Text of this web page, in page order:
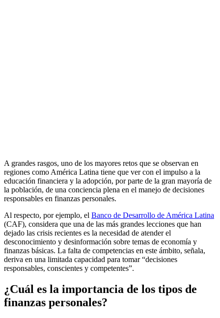
A grandes rasgos, uno de los mayores retos que se observan en
regiones como América Latina tiene que ver con el impulso a la
educación financiera y la adopción, por parte de la gran mayoría de
la población, de una conciencia plena en el manejo de decisiones
responsables en finanzas personales.
Al respecto, por ejemplo, el Banco de Desarrollo de América Latina
(CAF), considera que una de las más grandes lecciones que han
dejado las crisis recientes es la necesidad de atender el
desconocimiento y desinformación sobre temas de economía y
finanzas básicas. La falta de competencias en este ámbito, señala,
deriva en una limitada capacidad para tomar “decisiones
responsables, conscientes y competentes”.
¿Cuál es la importancia de los tipos de
finanzas personales?